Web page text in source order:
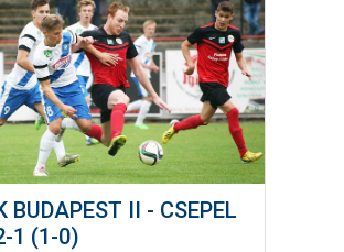
BUDAPEST II - CSEPEL
1 (1-0)